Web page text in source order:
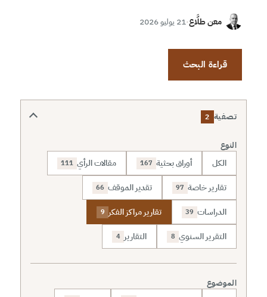
معن طلَّاع·21 يوليو 2026
قراءة البحث
تصفية 2
النوع
الكل أوراق بحثية 167 مقالات الرأي 111
تقارير خاصة 97 تقدير الموقف 66
الدراسات 39 تقارير مراكز الفكر 9
التقرير السنوي 8 التقارير 4
الموضوع